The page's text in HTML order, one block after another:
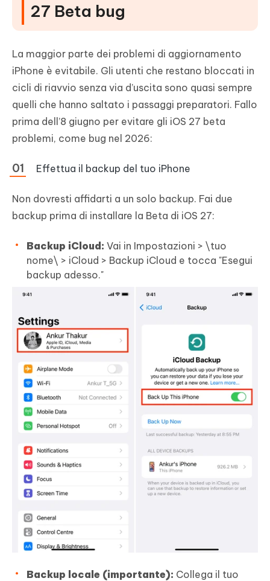
27 Beta bug
La maggior parte dei problemi di aggiornamento
iPhone è evitabile. Gli utenti che restano bloccati in
cicli di riavvio senza via d’uscita sono quasi sempre
quelli che hanno saltato i passaggi preparatori. Fallo
prima dell’8 giugno per evitare gli iOS 27 beta
problemi, come bug nel 2026:
Effettua il backup del tuo iPhone
Non dovresti affidarti a un solo backup. Fai due
backup prima di installare la Beta di iOS 27:
Backup iCloud: Vai in Impostazioni > \tuo
nome\ > iCloud > Backup iCloud e tocca "Esegui
backup adesso."
Backup locale (importante): Collega il tuo